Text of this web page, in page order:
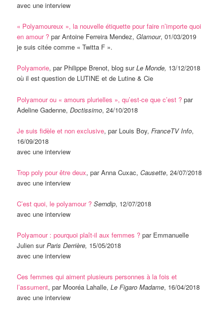
avec une interview
« Polyamoureux », la nouvelle étiquette pour faire n’importe quoi
en amour ? par Antoine Ferreira Mendez,Glamour, 01/03/2019
je suis citée comme « Twitta F ».
Polyamorie, par Philippe Brenot, blog surLe Monde, 13/12/2018
où il est question de LUTINE et de Lutine & Cie
Polyamour ou « amours plurielles », qu’est-ce que c’est ? par
Adeline Gadenne,Doctissimo, 24/10/2018
Je suis fidèle et non exclusive, par Louis Boy,FranceTV Info,
16/09/2018
avec une interview
Trop poly pour être deux, par Anna Cuxac,Causette, 24/07/2018
avec une interview
C’est quoi, le polyamour ? Serndip, 12/07/2018
avec une interview
Polyamour : pourquoi plaît-il aux femmes ? par Emmanuelle
Julien surParis Derrière, 15/05/2018
avec une interview
Ces femmes qui aiment plusieurs personnes à la fois et
l’assument, par Mooréa Lahalle,Le Figaro Madame, 16/04/2018
avec une interview